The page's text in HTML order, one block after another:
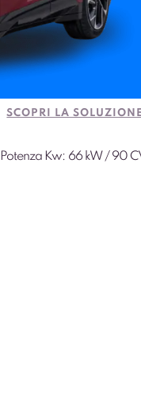
SCOPRI LA
Potenza Kw: 66 kW / 90